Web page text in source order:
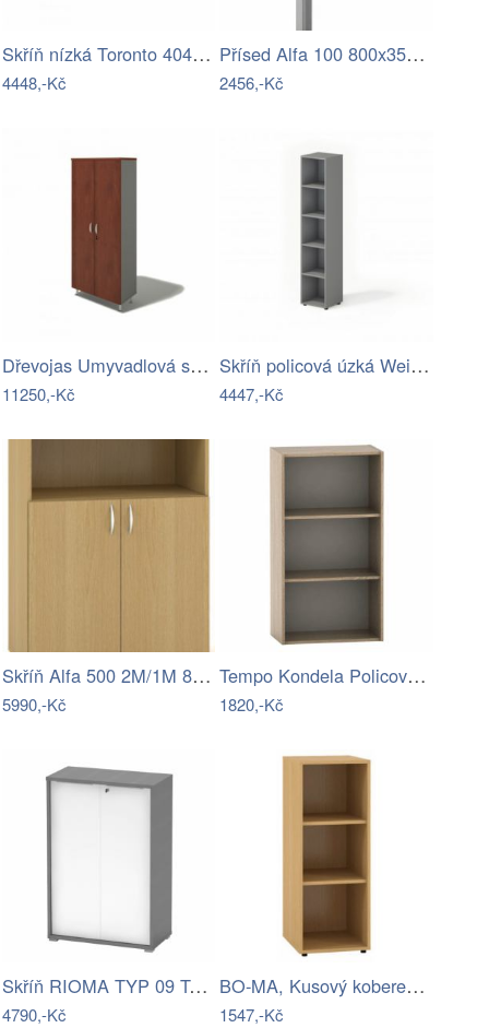
Skříň nízká Toronto 404-LZ
4448,-Kč
Přísed Alfa 100 800x350-AF
2456,-Kč
Dřevojas Umyvadlová skříňka DOOR SZD2…
11250,-Kč
Skříň policová úzká Weils 0501-LZ
4447,-Kč
Skříň Alfa 500 2M/1M 80 FT dveře/nika-AF
5990,-Kč
Tempo Kondela Policová skříňka Tempo…
1820,-Kč
Skříň RIOMA TYP 09 Tempo Kondela
4790,-Kč
BO-MA, Kusový koberec Rabbit new 06…
1547,-Kč